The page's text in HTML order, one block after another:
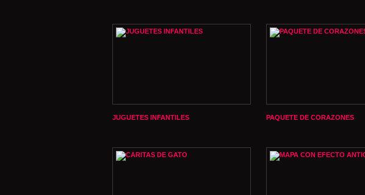
JUGUETES INFANTILES PAQUETE DE CORAZONES